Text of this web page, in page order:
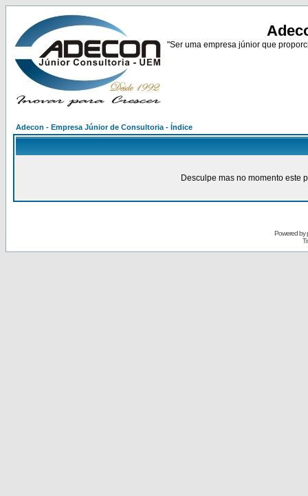
"Ser uma empresa júnior que
Adecon - Empresa Júnior de Consultoria - Índice
Desculpe mas no momento este
Powered by